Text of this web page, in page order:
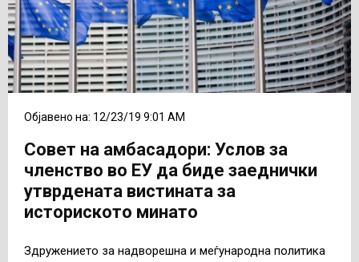
Објавено на: 12/23/19 9:01 AM
Совет на амбасадори: Услов за
членство во ЕУ да биде заеднички
утврдената вистината за
историското минато
Здружението за надворешна и меѓународна политика